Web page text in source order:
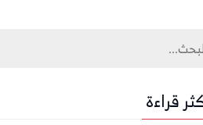
قراءة